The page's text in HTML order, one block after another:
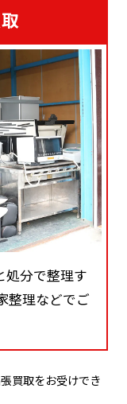
処分で整理す
整理などでご
買取をお受けでき